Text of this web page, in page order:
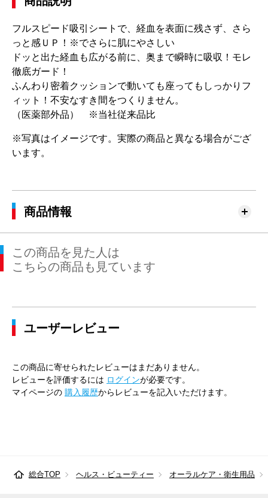
フルスピード吸引シートで、経血を表面に残さず、さら
っと感ＵＰ！※でさらに肌にやさしい
ドッと出た経血も広がる前に、奥まで瞬時に吸収！モレ
徹底ガード！
ふんわり密着クッションで動いても座ってもしっかりフ
ィット！不安なすき間をつくりません。
（医薬部外品） ※当社従来品比
※写真はイメージです。実際の商品と異なる場合がござ
います。
商品情報
この商品を見た人は
こちらの商品も見ています
ユーザーレビュー
この商品に寄せられたレビューはまだありません。
レビューを評価するには ログインが必要です。
マイページの 購入履歴からレビューを記入いただけます。
総合TOP ヘルス・ビューティー オーラルケア・衛生用品